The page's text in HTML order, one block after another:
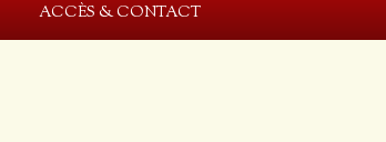
ACCÈS & CONTACT